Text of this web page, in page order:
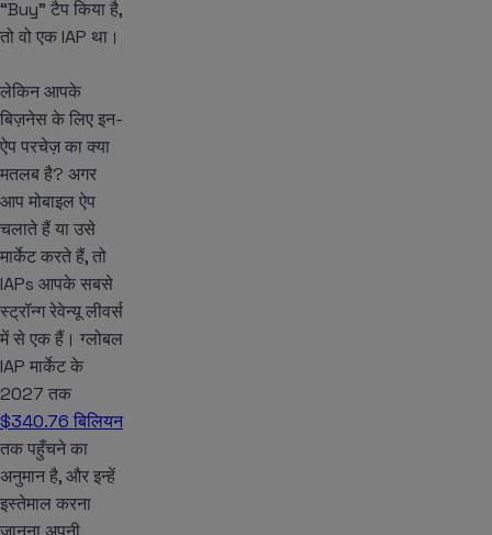
“Buy” टैप किया है,
तो वो एक IAP था।
लेकिन आपके
बिज़नेस के लिए इन-
ऐप परचेज़ का क्या
मतलब है? अगर
आप मोबाइल ऐप
चलाते हैं या उसे
मार्केट करते हैं, तो
IAPs आपके सबसे
स्ट्रॉन्ग रेवेन्यू लीवर्स
में से एक हैं। ग्लोबल
IAP मार्केट के
2027 तक
$340.76 बिलियन
तक पहुँचने का
अनुमान है, और इन्हें
इस्तेमाल करना